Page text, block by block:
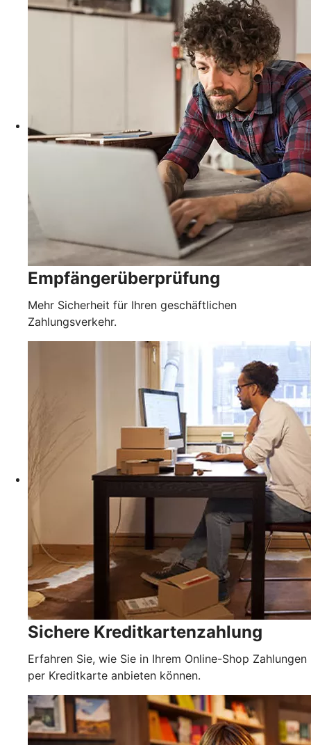
Empfängerüberprüfung
Mehr Sicherheit für Ihren geschäftlichen
Zahlungsverkehr.
Sichere Kreditkartenzahlung
Erfahren Sie, wie Sie in Ihrem Online-Shop Zahlungen
per Kreditkarte anbieten können.